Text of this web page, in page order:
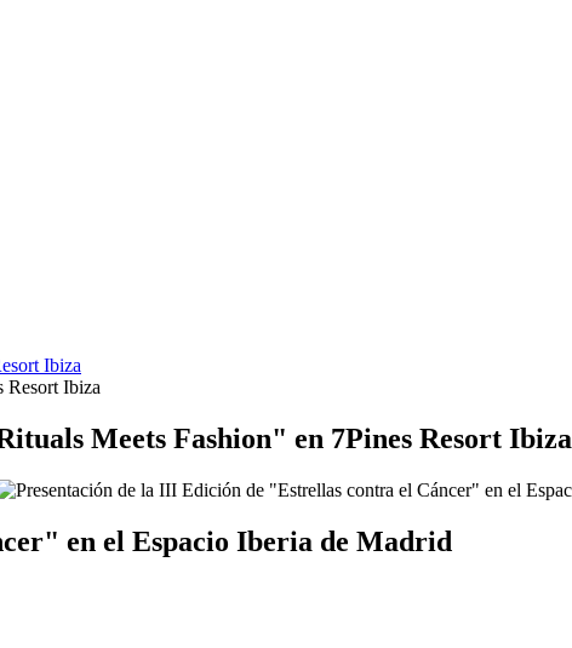
Ibiza
Meets Fashion" en 7Pines Resort Ibiza
en el Espacio Iberia de Madrid